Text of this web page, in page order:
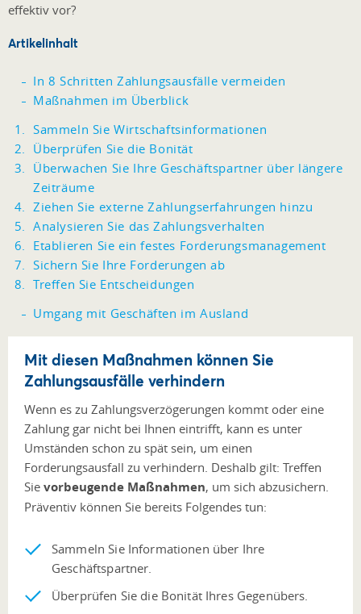
effektiv vor?
Artikelinhalt
In 8 Schritten Zahlungsausfälle vermeiden
Maßnahmen im Überblick
Sammeln Sie Wirtschaftsinformationen
Überprüfen Sie die Bonität
Überwachen Sie Ihre Geschäftspartner über längere
Zeiträume
Ziehen Sie externe Zahlungserfahrungen hinzu
Analysieren Sie das Zahlungsverhalten
Etablieren Sie ein festes Forderungsmanagement
Sichern Sie Ihre Forderungen ab
Treffen Sie Entscheidungen
Umgang mit Geschäften im Ausland
Mit diesen Maßnahmen können Sie
Zahlungsausfälle verhindern
Wenn es zu Zahlungsverzögerungen kommt oder eine
Zahlung gar nicht bei Ihnen eintrifft, kann es unter
Umständen schon zu spät sein, um einen
Forderungsausfall zu verhindern. Deshalb gilt: Treffen
Sie vorbeugende Maßnahmen, um sich abzusichern.
Präventiv können Sie bereits Folgendes tun:
Sammeln Sie Informationen über Ihre
Geschäftspartner.
Überprüfen Sie die Bonität Ihres Gegenübers.